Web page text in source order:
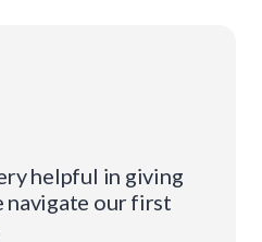
helpful in giving
navigate our first